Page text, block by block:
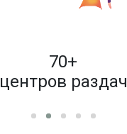
70+
центров раздач